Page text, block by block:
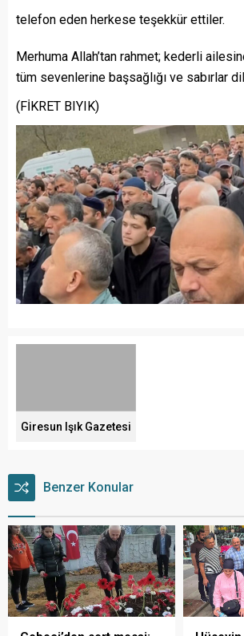
telefon eden herkese teşekkür ettiler.
Merhuma Allah’tan rahmet; kederli
tüm sevenlerine başsağlığı ve sabırlar
(FİKRET BIYIK)
Giresun Işık Gazetesi
Benzer Konular